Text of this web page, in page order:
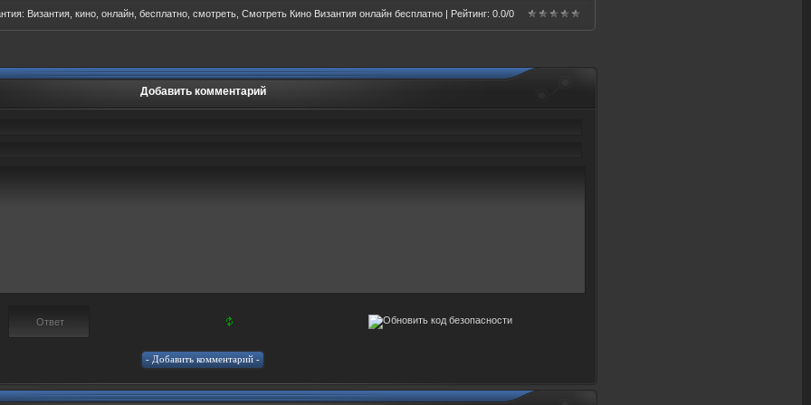
Византия , кино, онлайн, бесплатно, смотреть, Смотреть Кино Византия онлайн бесплатно | Рейтинг: 0.0/0
Добавить комментарий